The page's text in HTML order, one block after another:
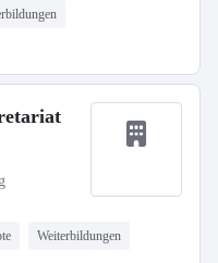
Weiterbildungen